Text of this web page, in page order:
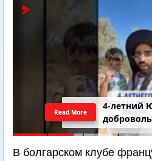
4-летний
Read More
В болгарском клубе